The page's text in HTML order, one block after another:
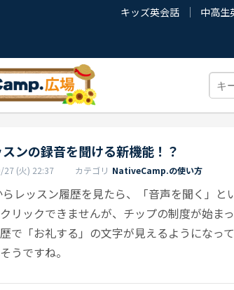
キッズ英会話 中高生
スンの録音を聞ける新機能！？
27 (火) 22:37 カテゴリ NativeCamp.の使い方
らレッスン履歴を見たら、「音声を聞く」と
リックできませんが、チップの制度が始ま
で「お礼する」の文字が見えるようになっ
うですね。